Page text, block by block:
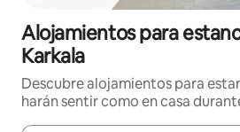
Alojamientos para
Karkala
Descubre alojamientos para
harán sentir como en casa